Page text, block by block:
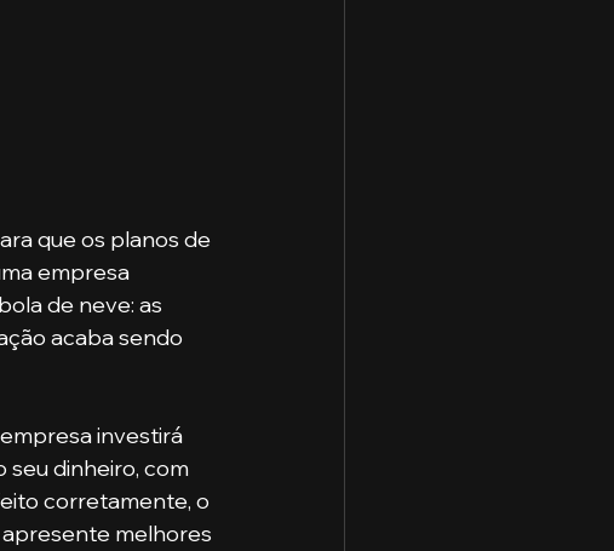
que os planos de
empresa
de neve: as
acaba sendo
empresa investirá
seu dinheiro, com
corretamente, o
apresente melhores